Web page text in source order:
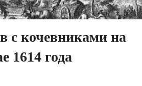
с кочевниками на
1614 года